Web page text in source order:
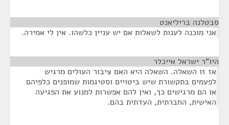
סבטלנה בריליאנט
אני מוכנה לענות לשאלות אם יש עניין כלשהו. אין לי אמירה.
היו"ר ישראל אייכלר
אז זו השאלה. השאלה היא האם ציבור העולים מרגיש
לפעמים בתקשורת שיש ביטויים וסטיגמות שמופנים כלפיהם
או הם מרגישים כך, ואין להם אפשרות למנוע את הפגיעה
האישית, החברתית, העדתית בהם.